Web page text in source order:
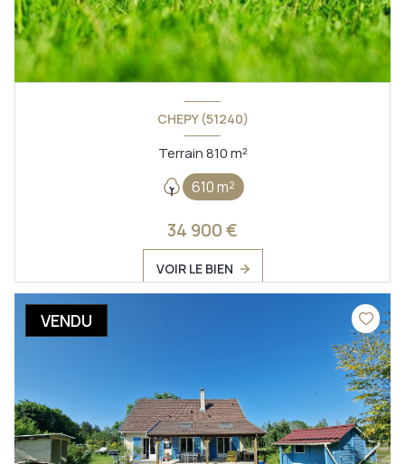
CHEPY (51240)
Terrain 810 m²
610 m²
34 900 €
VOIR LE BIEN
VENDU